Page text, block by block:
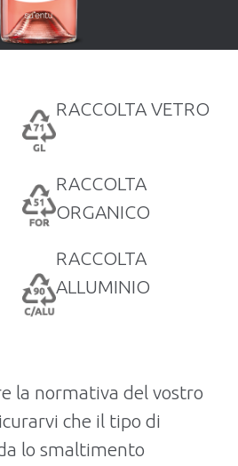
RACCOLTA VETRO
RACCOLTA
ORGANICO
RACCOLTA
ALLUMINIO
la normativa del vostro
che il tipo di
lo smaltimento